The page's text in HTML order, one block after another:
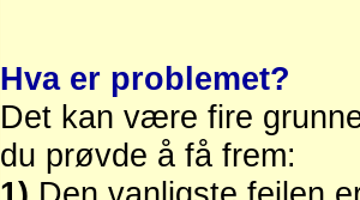
Hva er problemet?
Det kan være fire
du prøvde å få frem: